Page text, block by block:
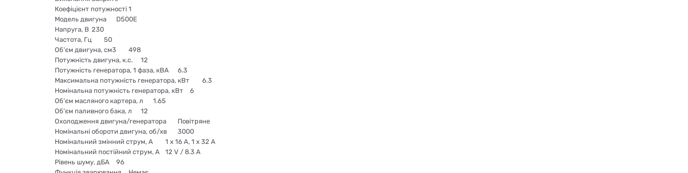
Коефіцієнт потужності 1
Модель двигуна
D500E
Напруга, В 230
Частота, Гц
50
Об'єм двигуна, см3
498
Потужність двигуна, к.с.
12
Потужність генератора, 1 фаза, кВА
6.3
Максимальна потужність генератора, кВт
6.3
Номінальна потужність генератора, кВт
6
Об'єм масляного картера, л
1.65
Об'єм паливного бака, л
12
Охолодження двигуна/генератора
Повітряне
Номінальні обороти двигуна, об/хв
3000
Номінальний змінний струм, А
1 x 16 A, 1 x 32 A
Номінальний постійний струм, А
12 V / 8.3 A
Рівень шуму, дБА
96